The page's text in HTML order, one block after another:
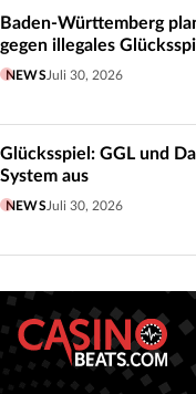
Baden-Württemberg
gegen illegales
NEWS Juli 30, 2026
Glücksspiel: GGL und
System aus
NEWS Juli 30, 2026